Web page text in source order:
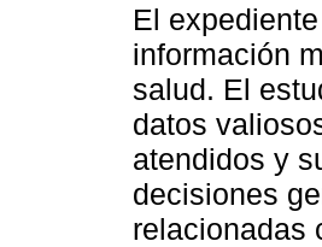
El
información
salud. El
datos
atendidos y
decisiones
relacionadas